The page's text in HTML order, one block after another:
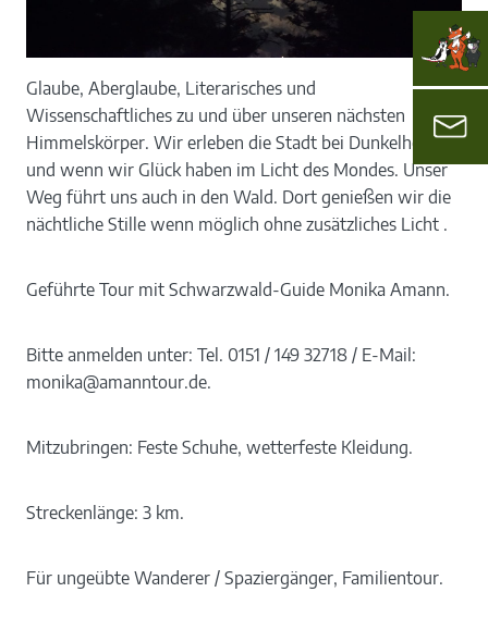
Glaube, Aberglaube, Literarisches und
Wissenschaftliches zu und über unseren nächsten
Himmelskörper. Wir erleben die Stadt bei Dunkelheit
und wenn wir Glück haben im Licht des Mondes. Unser
Weg führt uns auch in den Wald. Dort genießen wir die
nächtliche Stille wenn möglich ohne zusätzliches Licht .
Geführte Tour mit Schwarzwald-Guide Monika Amann.
Bitte anmelden unter: Tel. 0151 / 149 32718 / E-Mail:
monika@amanntour.de.
Mitzubringen: Feste Schuhe, wetterfeste Kleidung.
Streckenlänge: 3 km.
Für ungeübte Wanderer / Spaziergänger, Familientour.